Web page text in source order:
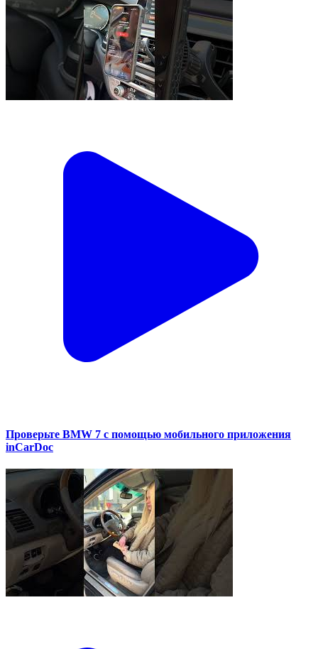
Проверьте BMW 7 с помощью мобильного приложения
inCarDoc